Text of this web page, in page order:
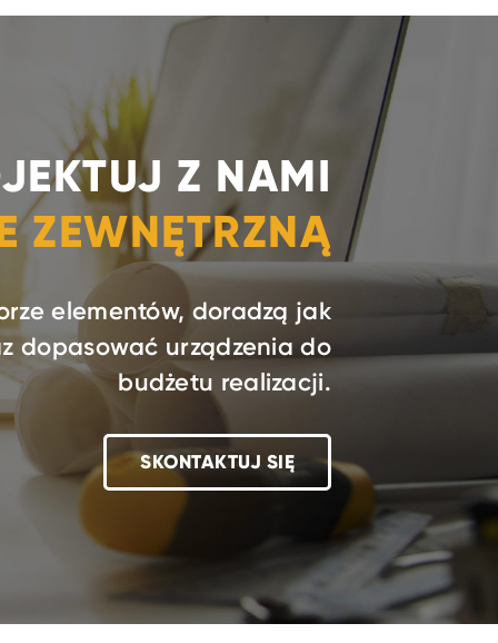
Z NAMI
ZEWNĘTRZNĄ
elementów, doradzą jak
dopasować urządzenia do
budżetu realizacji.
SKONTAKTUJ SIĘ